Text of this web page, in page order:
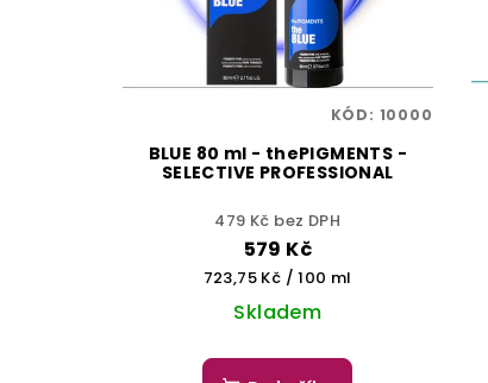
BLUE 80 ml - thePIGMENTS -
SELECTIVE PROFESSIONAL
479 Kč bez DPH
579 Kč
Měrná
cena:
723,75 Kč / 100 ml
Skladem
KÓD: 10000